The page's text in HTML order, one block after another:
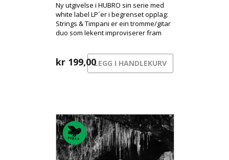
Ny utgivelse i HUBRO sin serie med
white label LP´er i begrenset opplag:
Strings & Timpani er ein tromme/gitar
duo som lekent improviserer fram
kr 199,00LEGG I HANDLEKURV